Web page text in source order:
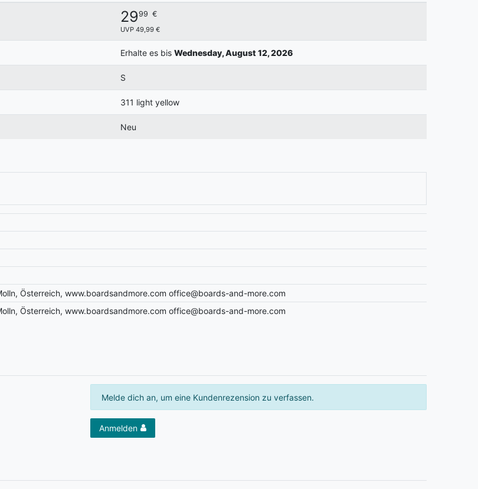
2999 €
UVP 49,99 €
Erhalte es bis Wednesday, August 12, 2026
S
311 light yellow
Neu
Österreich, www.boardsandmore.com office@boards-and-more.com
Österreich, www.boardsandmore.com office@boards-and-more.com
Melde dich an, um eine Kundenrezension zu verfassen.
Anmelden